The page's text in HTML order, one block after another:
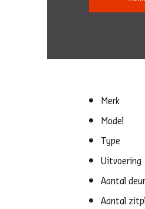
Merk
Model
Type
Uitvoering
Aantal
Aantal